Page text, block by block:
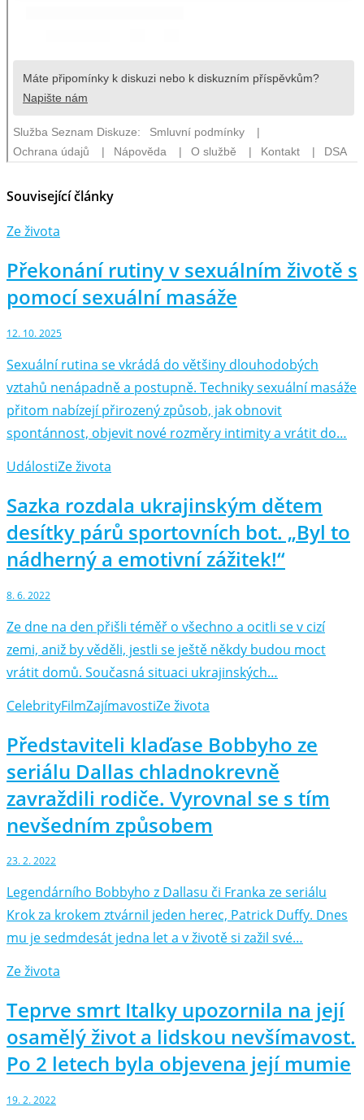
Související články
Ze života
Překonání rutiny v sexuálním životě s
pomocí sexuální masáže
12. 10. 2025
Sexuální rutina se vkrádá do většiny dlouhodobých
vztahů nenápadně a postupně. Techniky sexuální masáže
přitom nabízejí přirozený způsob, jak obnovit
spontánnost, objevit nové rozměry intimity a vrátit do…
UdálostiZe života
Sazka rozdala ukrajinským dětem
desítky párů sportovních bot. „Byl to
nádherný a emotivní zážitek!“
8. 6. 2022
Ze dne na den přišli téměř o všechno a ocitli se v cizí
zemi, aniž by věděli, jestli se ještě někdy budou moct
vrátit domů. Současná situaci ukrajinských…
CelebrityFilmZajímavostiZe života
Představiteli klaďase Bobbyho ze
seriálu Dallas chladnokrevně
zavraždili rodiče. Vyrovnal se s tím
nevšedním způsobem
23. 2. 2022
Legendárního Bobbyho z Dallasu či Franka ze seriálu
Krok za krokem ztvárnil jeden herec, Patrick Duffy. Dnes
mu je sedmdesát jedna let a v životě si zažil své…
Ze života
Teprve smrt Italky upozornila na její
osamělý život a lidskou nevšímavost.
Po 2 letech byla objevena její mumie
19. 2. 2022